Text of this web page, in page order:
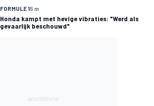
FORMULE 15 m
Honda kampt met hevige vibraties: "Werd als
gevaarlijk beschouwd"